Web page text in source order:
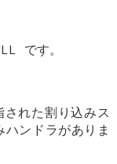
です。
れた割り込みス
ハンドラがありま